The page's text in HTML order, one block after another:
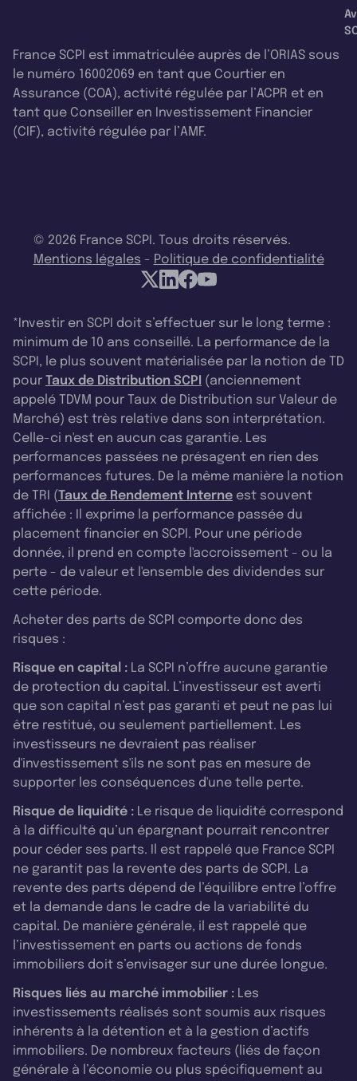
France SCPI est immatriculée auprès de l’ORIAS sous
le numéro 16002069 en tant que Courtier en
Assurance (COA), activité régulée par l’ACPR et en
tant que Conseiller en Investissement Financier
(CIF), activité régulée par l’AMF.
© 2026 France SCPI. Tous droits réservés.
Mentions légales - Politique de confidentialité
*Investir en SCPI doit s’effectuer sur le long terme :
minimum de 10 ans conseillé. La performance de la
SCPI, le plus souvent matérialisée par la notion de TD
pour Taux de Distribution SCPI (anciennement
appelé TDVM pour Taux de Distribution sur Valeur de
Marché) est très relative dans son interprétation.
Celle-ci n'est en aucun cas garantie. Les
performances passées ne présagent en rien des
performances futures. De la même manière la notion
de TRI (Taux de Rendement Interne est souvent
affichée : Il exprime la performance passée du
placement financier en SCPI. Pour une période
donnée, il prend en compte l'accroissement - ou la
perte - de valeur et l'ensemble des dividendes sur
cette période.
Acheter des parts de SCPI comporte donc des
risques :
Risque en capital : La SCPI n’offre aucune garantie
de protection du capital. L’investisseur est averti
que son capital n’est pas garanti et peut ne pas lui
être restitué, ou seulement partiellement. Les
investisseurs ne devraient pas réaliser
d'investissement s'ils ne sont pas en mesure de
supporter les conséquences d'une telle perte.
Risque de liquidité : Le risque de liquidité correspond
à la difficulté qu’un épargnant pourrait rencontrer
pour céder ses parts. Il est rappelé que France SCPI
ne garantit pas la revente des parts de SCPI. La
revente des parts dépend de l’équilibre entre l’offre
et la demande dans le cadre de la variabilité du
capital. De manière générale, il est rappelé que
l’investissement en parts ou actions de fonds
immobiliers doit s’envisager sur une durée longue.
Risques liés au marché immobilier : Les
investissements réalisés sont soumis aux risques
inhérents à la détention et à la gestion d’actifs
immobiliers. De nombreux facteurs (liés de façon
générale à l’économie ou plus spécifiquement au